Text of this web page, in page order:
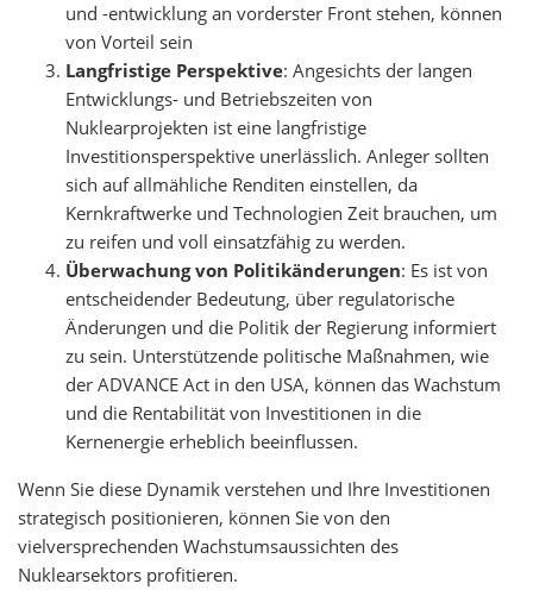
und -entwicklung an vorderster Front stehen, können
von Vorteil sein
Langfristige Perspektive: Angesichts der langen
Entwicklungs- und Betriebszeiten von
Nuklearprojekten ist eine langfristige
Investitionsperspektive unerlässlich. Anleger sollten
sich auf allmähliche Renditen einstellen, da
Kernkraftwerke und Technologien Zeit brauchen, um
zu reifen und voll einsatzfähig zu werden.
Überwachung von Politikänderungen: Es ist von
entscheidender Bedeutung, über regulatorische
Änderungen und die Politik der Regierung informiert
zu sein. Unterstützende politische Maßnahmen, wie
der ADVANCE Act in den USA, können das Wachstum
und die Rentabilität von Investitionen in die
Kernenergie erheblich beeinflussen.
Wenn Sie diese Dynamik verstehen und Ihre Investitionen
strategisch positionieren, können Sie von den
vielversprechenden Wachstumsaussichten des
Nuklearsektors profitieren.